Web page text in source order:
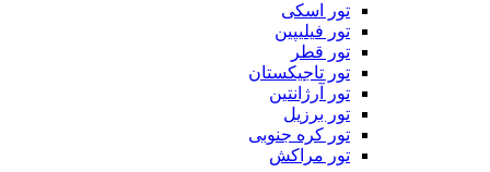
تور اسکی
تور فیلیپین
تور قطر
تور تاجیکستان
تور آرژانتین
تور برزیل
تور کره جنوبی
تور مراکش